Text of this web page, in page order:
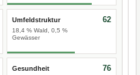
Umfeldstruktur
18,4 % Wald, 0,5 %
Gewässer
62
Gesundheit 76